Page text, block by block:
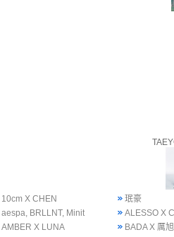
10cm X CHEN
珉豪
aespa, BRLLNT, Minit
ALESSO X
AMBER X LUNA
BADA X 厲旭